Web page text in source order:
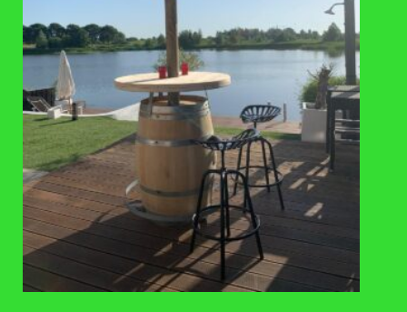
TOEVOEGEN
VERLANGLIJST
ACCESSOIRES
Lage Bankirai houten
regentonverhoger (34-41,5cm),
100L
25
TOEVOEGEN
AAN
VERLANGLIJST
DIVERSEN
Zwenkwielen set van 4 stuks
€59,50